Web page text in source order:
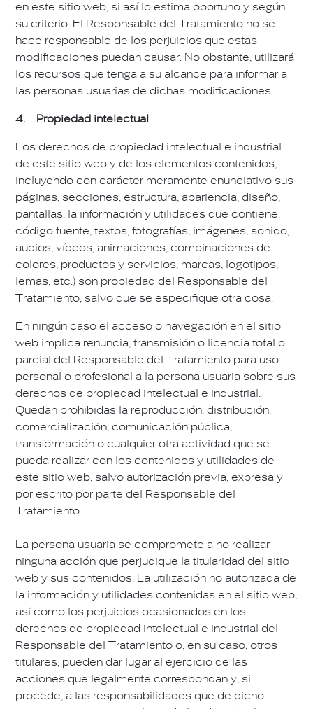
en este sitio web, si así lo estima oportuno y según
su criterio. El Responsable del Tratamiento no se
hace responsable de los perjuicios que estas
modificaciones puedan causar. No obstante, utilizará
los recursos que tenga a su alcance para informar a
las personas usuarias de dichas modificaciones.
4. Propiedad intelectual
Los derechos de propiedad intelectual e industrial
de este sitio web y de los elementos contenidos,
incluyendo con carácter meramente enunciativo sus
páginas, secciones, estructura, apariencia, diseño,
pantallas, la información y utilidades que contiene,
código fuente, textos, fotografías, imágenes, sonido,
audios, vídeos, animaciones, combinaciones de
colores, productos y servicios, marcas, logotipos,
lemas, etc.) son propiedad del Responsable del
Tratamiento, salvo que se especifique otra cosa.
En ningún caso el acceso o navegación en el sitio
web implica renuncia, transmisión o licencia total o
parcial del Responsable del Tratamiento para uso
personal o profesional a la persona usuaria sobre sus
derechos de propiedad intelectual e industrial.
Quedan prohibidas la reproducción, distribución,
comercialización, comunicación pública,
transformación o cualquier otra actividad que se
pueda realizar con los contenidos y utilidades de
este sitio web, salvo autorización previa, expresa y
por escrito por parte del Responsable del
Tratamiento.
La persona usuaria se compromete a no realizar
ninguna acción que perjudique la titularidad del sitio
web y sus contenidos. La utilización no autorizada de
la información y utilidades contenidas en el sitio web,
así como los perjuicios ocasionados en los
derechos de propiedad intelectual e industrial del
Responsable del Tratamiento o, en su caso, otros
titulares, pueden dar lugar al ejercicio de las
acciones que legalmente correspondan y, si
procede, a las responsabilidades que de dicho